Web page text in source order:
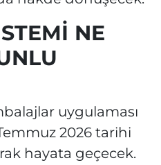
NE
uygulaması
2026 tarihi
hayata geçecek.